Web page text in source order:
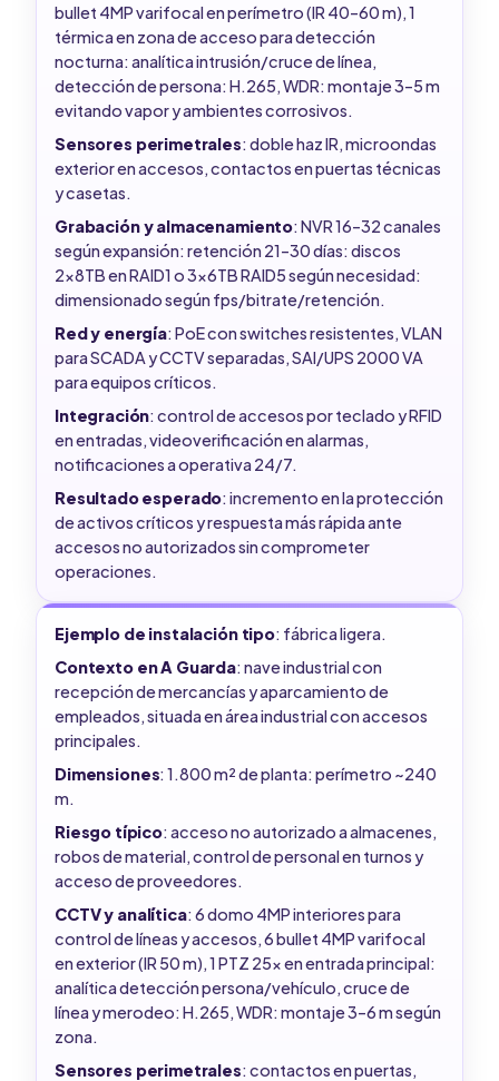
bullet 4MP varifocal en perímetro (IR 40–60 m), 1
térmica en zona de acceso para detección
nocturna: analítica intrusión/cruce de línea,
detección de persona: H.265, WDR: montaje 3–5 m
evitando vapor y ambientes corrosivos.
Sensores perimetrales: doble haz IR, microondas
exterior en accesos, contactos en puertas técnicas
y casetas.
Grabación y almacenamiento: NVR 16–32 canales
según expansión: retención 21–30 días: discos
2x8TB en RAID1 o 3x6TB RAID5 según necesidad:
dimensionado según fps/bitrate/retención.
Red y energía: PoE con switches resistentes, VLAN
para SCADA y CCTV separadas, SAI/UPS 2000 VA
para equipos críticos.
Integración: control de accesos por teclado y RFID
en entradas, videoverificación en alarmas,
notificaciones a operativa 24/7.
Resultado esperado: incremento en la protección
de activos críticos y respuesta más rápida ante
accesos no autorizados sin comprometer
operaciones.
Ejemplo de instalación tipo: fábrica ligera.
Contexto en A Guarda: nave industrial con
recepción de mercancías y aparcamiento de
empleados, situada en área industrial con accesos
principales.
Dimensiones: 1.800 m² de planta: perímetro ~240
m.
Riesgo típico: acceso no autorizado a almacenes,
robos de material, control de personal en turnos y
acceso de proveedores.
CCTV y analítica: 6 domo 4MP interiores para
control de líneas y accesos, 6 bullet 4MP varifocal
en exterior (IR 50 m), 1 PTZ 25x en entrada principal:
analítica detección persona/vehículo, cruce de
línea y merodeo: H.265, WDR: montaje 3–6 m según
zona.
Sensores perimetrales: contactos en puertas,